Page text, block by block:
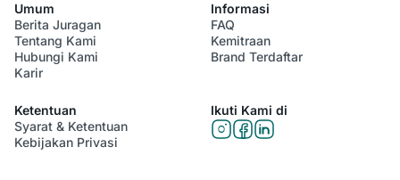
Umum
Berita Juragan
Tentang Kami
Hubungi Kami
Karir
Informasi
FAQ
Kemitraan
Brand Terdaftar
Ketentuan
Syarat & Ketentuan
Kebijakan Privasi
Ikuti Kami di